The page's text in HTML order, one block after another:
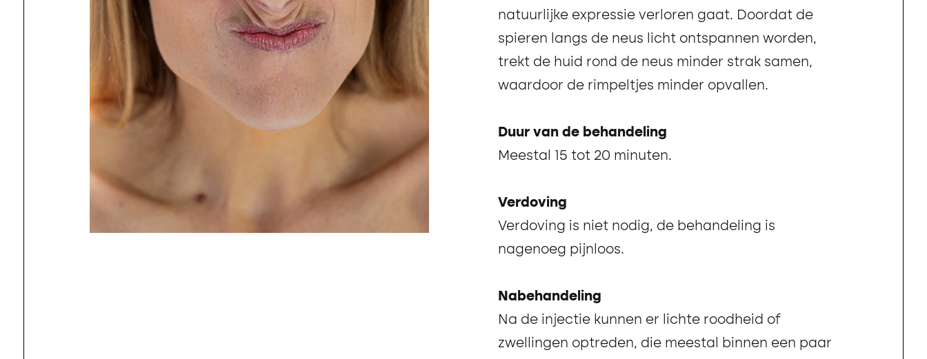
natuurlijke expressie verloren gaat. Doordat de
spieren langs de neus licht ontspannen worden,
trekt de huid rond de neus minder strak samen,
waardoor de rimpeltjes minder opvallen.
Duur van de behandeling
Meestal 15 tot 20 minuten.
Verdoving
Verdoving is niet nodig, de behandeling is
nagenoeg pijnloos.
Nabehandeling
Na de injectie kunnen er lichte roodheid of
zwellingen optreden, die meestal binnen een paar